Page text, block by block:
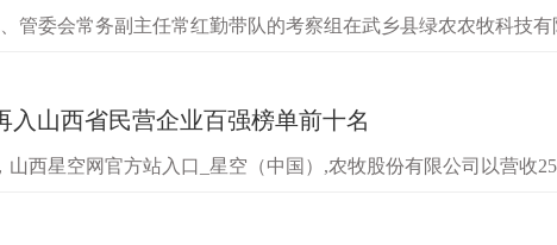
管委会常务副主任常红勤带队的考察组在武乡县绿农农牧科技
山西省民营企业百强榜单前十名
山西星空网官方站入口_星空（中国）,农牧股份有限公司以营收